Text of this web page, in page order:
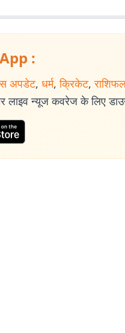
भी बढ़ रही है.
:
अपडेट, धर्म, क्रिकेट,
लाइव न्यूज कवरेज के लिए